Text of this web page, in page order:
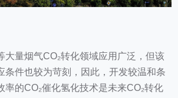
大量烟气CO₂转化领域应用广泛，但该
条件也较为苛刻，因此，开发较温和条
率的CO₂催化氢化技术是未来CO₂转化